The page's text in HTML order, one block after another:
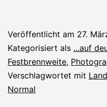
Veröffentlicht am 27.
Kategorisiert als ...auf
Festbrennweite,
Verschlagwortet mit
Normal